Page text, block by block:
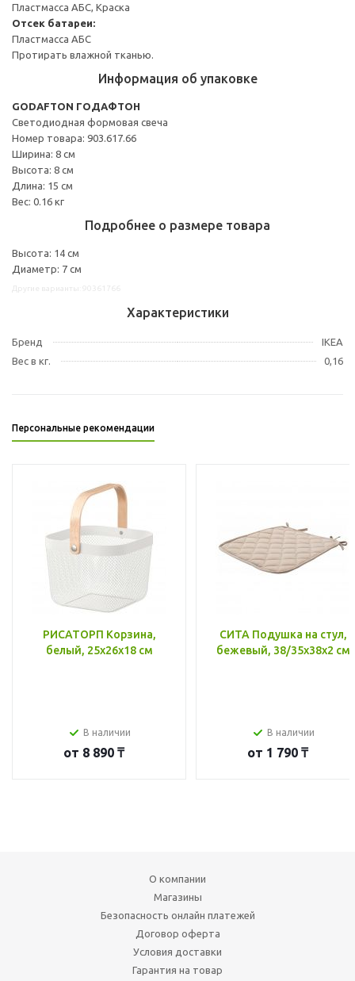
Пластмасса АБС, Краска
Отсек батареи:
Пластмасса АБС
Протирать влажной тканью.
Информация об упаковке
GODAFTON ГОДАФТОН
Светодиодная формовая свеча
Номер товара: 903.617.66
Ширина: 8 см
Высота: 8 см
Длина: 15 см
Вес: 0.16 кг
Подробнее о размере товара
Высота: 14 см
Диаметр: 7 см
Характеристики
Бренд
IKEA
Вес в кг.
0,16
Персональные рекомендации
РИСАТОРП Корзина,
белый, 25x26x18 см
В наличии
от 8 890 ₸
СИТА Подушка на стул,
бежевый, 38/35x38x2 см
В наличии
от 1 790 ₸
О компании
Магазины
Безопасность онлайн платежей
Договор оферта
Условия доставки
Гарантия на товар